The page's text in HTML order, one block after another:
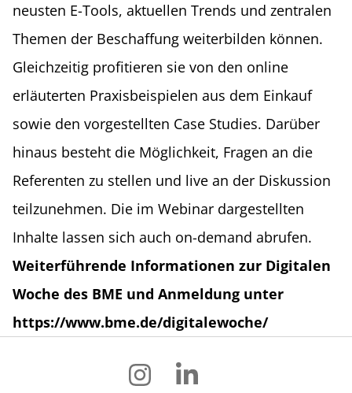
neusten E-Tools, aktuellen Trends und zentralen
Themen der Beschaffung weiterbilden können.
Gleichzeitig profitieren sie von den online
erläuterten Praxisbeispielen aus dem Einkauf
sowie den vorgestellten Case Studies. Darüber
hinaus besteht die Möglichkeit, Fragen an die
Referenten zu stellen und live an der Diskussion
teilzunehmen. Die im Webinar dargestellten
Inhalte lassen sich auch on-demand abrufen.
Weiterführende Informationen zur Digitalen
Woche des BME und Anmeldung unter
https://www.bme.de/digitalewoche/